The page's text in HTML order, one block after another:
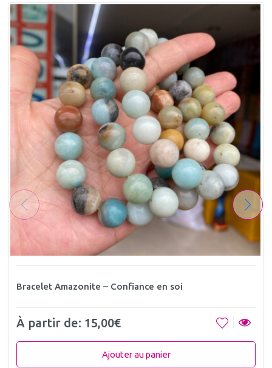
Bracelet Amazonite – Confiance en soi
À partir de: 15,00€
Ajouter au panier